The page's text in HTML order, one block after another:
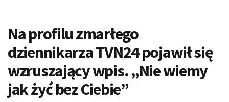
Na profilu zmarłego
dziennikarza TVN24 pojawił się
wzruszający wpis. „Nie wiemy
jak żyć bez Ciebie”